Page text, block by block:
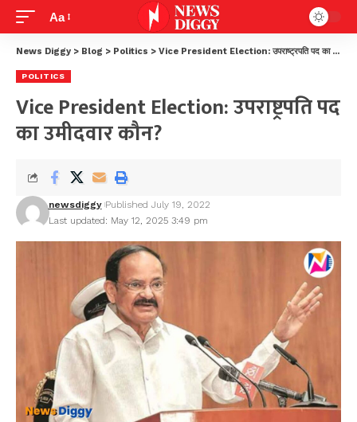
Aa
News Diggy > Blog > Politics > Vice President Election: उपराष्ट्रपति पद का उमीदवार कौन?
POLITICS
Vice President Election: उपराष्ट्रपति पद
का उमीदवार कौन?
Last updated: May 12, 2025 3:49 pm
newsdiggy Published July 19, 2022